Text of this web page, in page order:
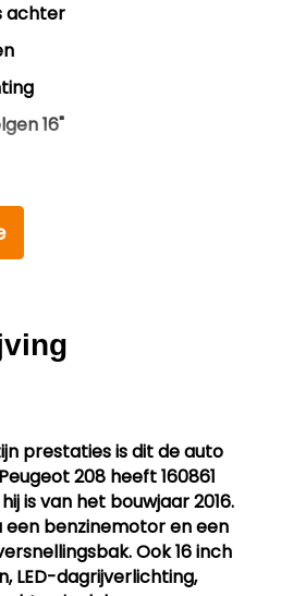
achter
16"
map
full map
prestaties is dit de auto
208 heeft 160861
is van het bouwjaar 2016.
een benzinemotor en een
Ook 16 inch
LED-dagrijverlichting,